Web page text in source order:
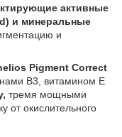
активные
и минеральные
и
Pigment Correct
B3, витамином E
тремя мощными
от окислительного